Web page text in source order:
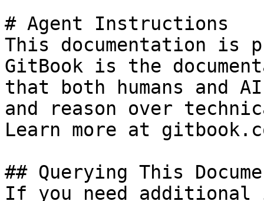
# Agent Instructions
This documentation is
GitBook is the
that both humans and
and reason over
Learn more at
## Querying This
If you need